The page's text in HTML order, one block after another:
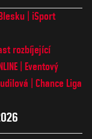
iSport
rozbíjející
Eventový
Chance Liga